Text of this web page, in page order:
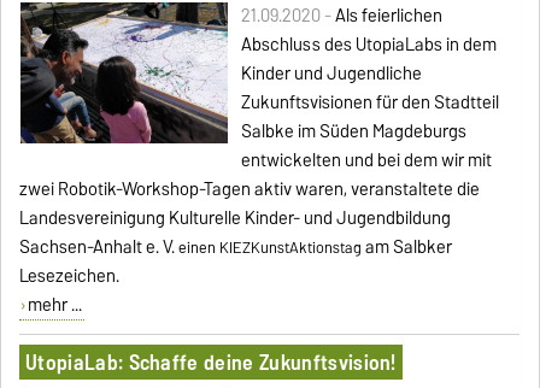
21.09.2020 -Als feierlichen
Abschluss des UtopiaLabs in dem
Kinder und Jugendliche
Zukunftsvisionen für den Stadtteil
Salbke im Süden Magdeburgs
entwickelten und bei dem wir mit
zwei Robotik-Workshop-Tagen aktiv waren, veranstaltete die
Landesvereinigung Kulturelle Kinder- und Jugendbildung
Sachsen-Anhalt e. V.einen KIEZKunstAktionstagam Salbker
Lesezeichen.
mehr ...
UtopiaLab: Schaffe deine Zukunftsvision!